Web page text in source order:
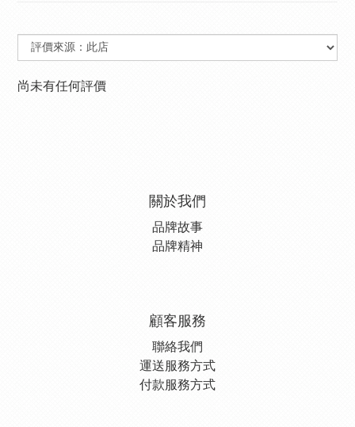
尚未有任何評價
關於我們
品牌故事
品牌精神
顧客服務
聯絡我們
運送服務方式
付款服務方式